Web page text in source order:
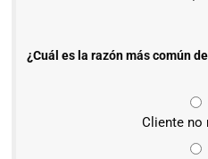
¿Cuál es la razón más común
Cliente no